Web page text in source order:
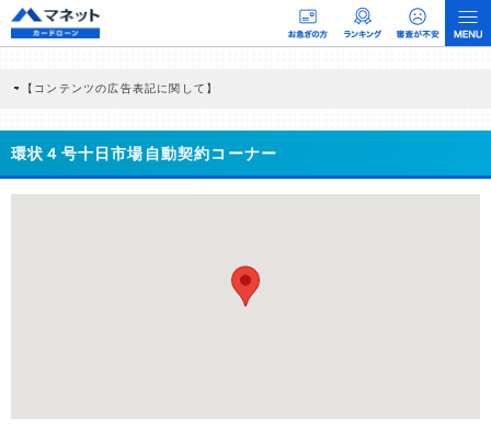
【コンテンツの広告表記に関して】
商品を根拠なくPRするものではなく、当編集部の調査／ユーザーへの口コミ収集な
どに基づき、公平性を担保した情報提供を行っています。
>提携企業一覧
環状４号十日市場自動契約コーナー